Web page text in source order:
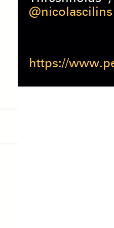
@nicolascilins
https://